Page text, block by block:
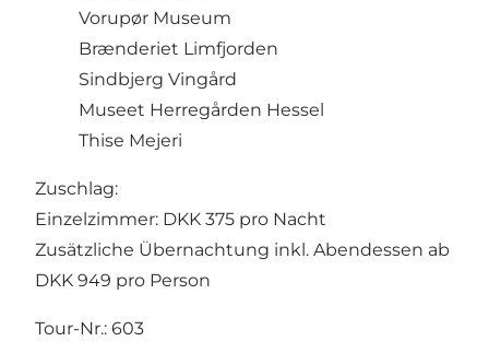
Vorupør Museum
Brænderiet Limfjorden
Sindbjerg Vingård
Museet Herregården Hessel
Thise Mejeri
Zuschlag:
Einzelzimmer: DKK 375 pro Nacht
Zusätzliche Übernachtung inkl. Abendessen ab
DKK 949 pro Person
Tour-Nr.: 603